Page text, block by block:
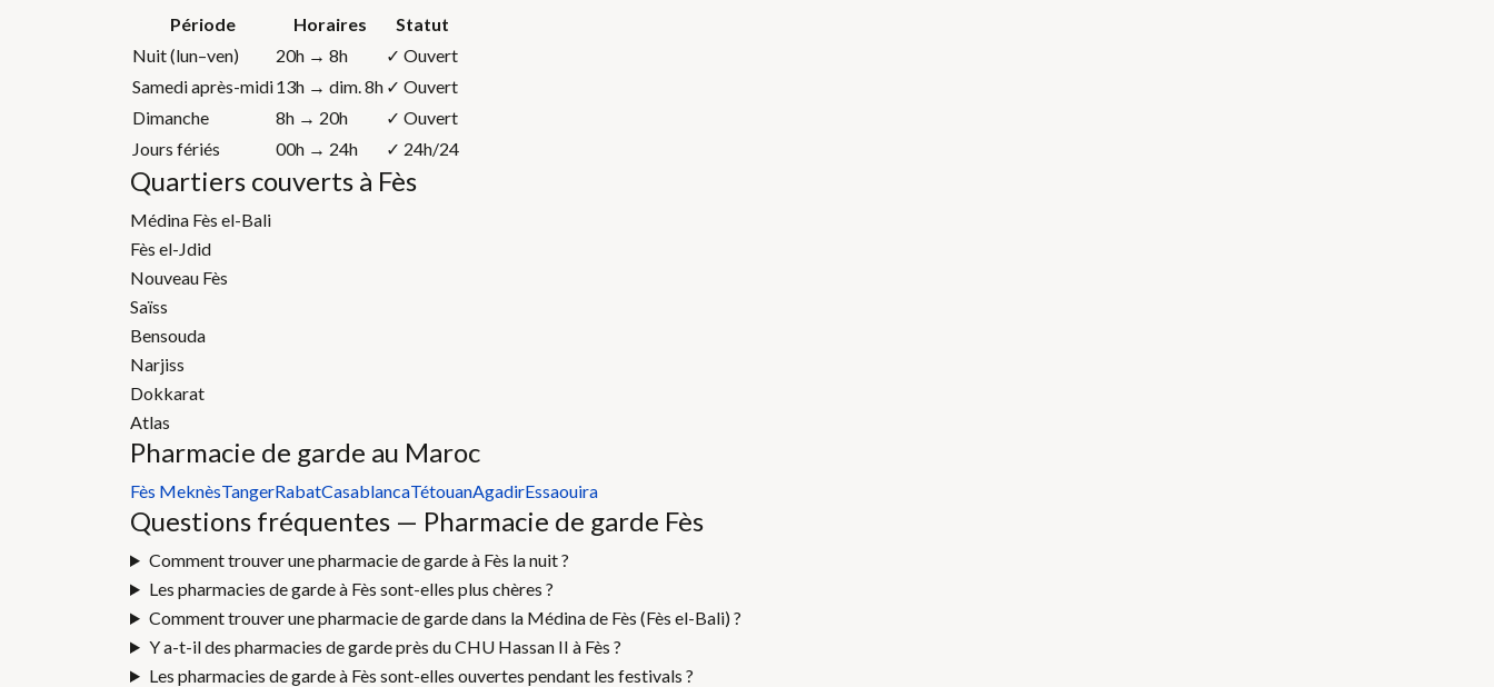
Période Horaires
Statut
Nuit (lun–ven)
20h → 8h
✓ Ouvert
Samedi après-midi13h → dim. 8h ✓ Ouvert
Dimanche
8h → 20h
✓ Ouvert
Jours fériés
00h → 24h ✓ 24h/24
Quartiers couverts à Fès
Médina Fès el-Bali
Fès el-Jdid
Nouveau Fès
Saïss
Bensouda
Narjiss
Dokkarat
Atlas
Pharmacie de garde au Maroc
Fès MeknèsTangerRabatCasablancaTétouanAgadirEssaouira
Questions fréquentes — Pharmacie de garde Fès
Comment trouver une pharmacie de garde à Fès la nuit ?
Les pharmacies de garde à Fès sont-elles plus chères ?
Comment trouver une pharmacie de garde dans la Médina de Fès (Fès el-Bali) ?
Y a-t-il des pharmacies de garde près du CHU Hassan II à Fès ?
Les pharmacies de garde à Fès sont-elles ouvertes pendant les festivals ?